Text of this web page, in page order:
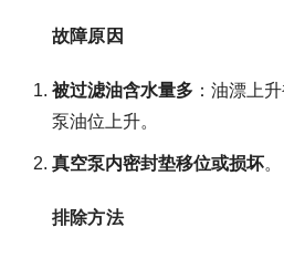
故障原因
被过滤油含水量多 ：油漂上
泵油位上升。
真空泵内密封垫移位或损坏。
排除方法